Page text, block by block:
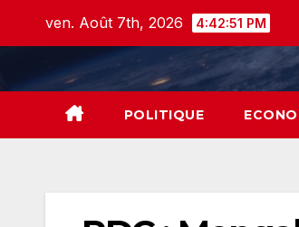
ven. Août 7th, 2026 4:42:52 PM
POLITIQUE